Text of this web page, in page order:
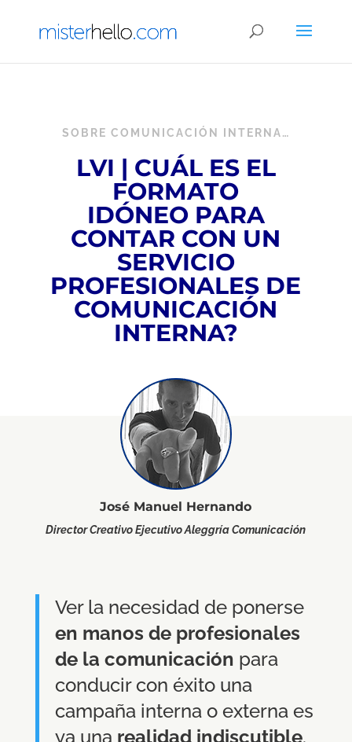
SOBRE COMUNICACIÓN INTERNA…
LVI | CUÁL ES EL
FORMATO
IDÓNEO PARA
CONTAR CON UN
SERVICIO
PROFESIONALES DE
COMUNICACIÓN
INTERNA?
José Manuel Hernando
Director Creativo Ejecutivo Aleggría Comunicación
Ver la necesidad de ponerse
en manos de profesionales
de la comunicación para
conducir con éxito una
campaña interna o externa es
ya una realidad indiscutible.